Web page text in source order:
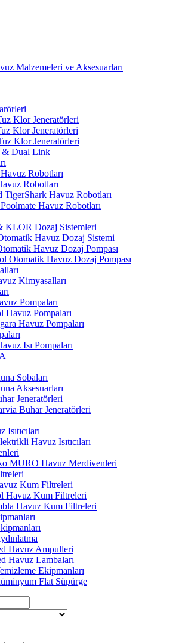
Klor Jeneratörleri
Klor Jeneratörleri
Klor Jeneratörleri
Dual Link
Robotları
Robotları
TigerShark Havuz Robotları
Havuz Robotları
KLOR Dozaj Sistemleri
Havuz Dozaj Sistemi
Havuz Dozaj Pompası
Otomatik Havuz Dozaj Pompası
Kimyasalları
Pompaları
Havuz Pompaları
Havuz Pompaları
Isı Pompaları
Sobaları
Aksesuarları
Jeneratörleri
Buhar Jeneratörleri
Havuz Isıtıcıları
MURO Havuz Merdivenleri
Kum Filtreleri
Havuz Kum Filtreleri
Havuz Kum Filtreleri
Havuz Ampulleri
Havuz Lambaları
Ekipmanları
Flat Süpürge
Kargo ve %3 Havale İndirimi